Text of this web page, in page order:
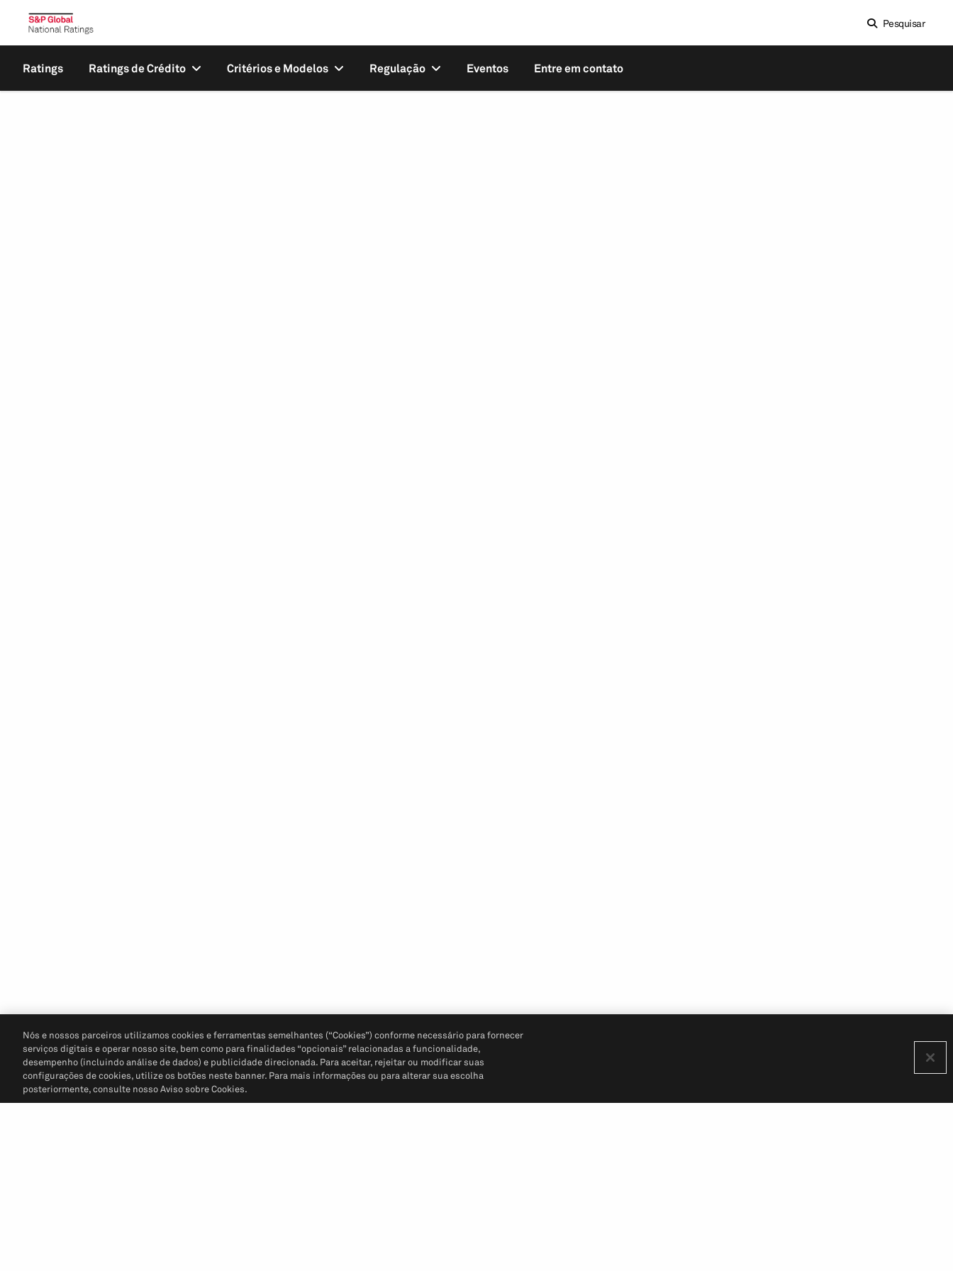
Pesquisar
Ratings Ratings de Crédito Critérios e Modelos Regulação Eventos Entre em contato
Nós e nossos parceiros utilizamos cookies e ferramentas semelhantes (“Cookies”) conforme necessário para fornecer
serviços digitais e operar nosso site, bem como para finalidades “opcionais” relacionadas a funcionalidade,
desempenho (incluindo análise de dados) e publicidade direcionada. Para aceitar, rejeitar ou modificar suas
configurações de cookies, utilize os botões neste banner. Para mais informações ou para alterar sua escolha
posteriormente, consulte nosso Aviso sobre Cookies.